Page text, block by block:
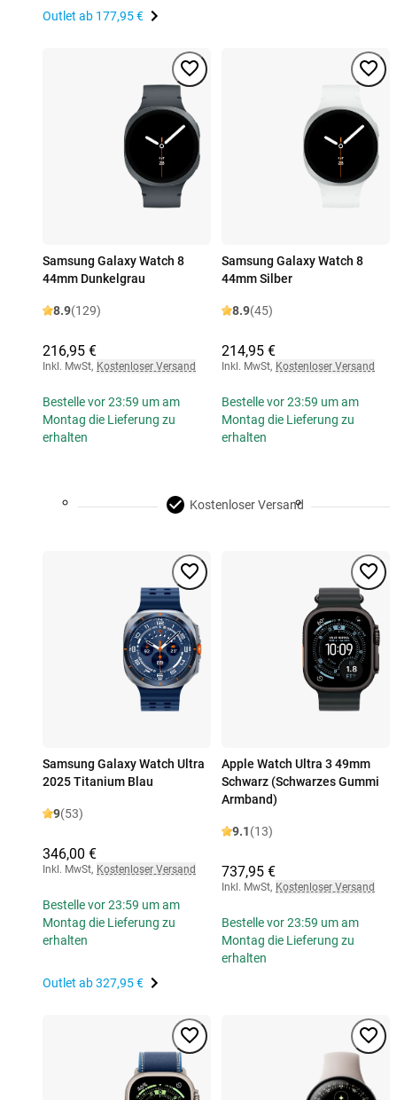
Outlet ab 177,95 €
Samsung Galaxy Watch 8
44mm Dunkelgrau
8.9(129)
216,95 €
Inkl. MwSt, Kostenloser Versand
Bestelle vor 23:59 um am
Montag die Lieferung zu
erhalten
Samsung Galaxy Watch 8
44mm Silber
8.9(45)
214,95 €
Inkl. MwSt, Kostenloser Versand
Bestelle vor 23:59 um am
Montag die Lieferung zu
erhalten
Kostenloser Versand
Samsung Galaxy Watch Ultra
2025 Titanium Blau
9(53)
346,00 €
Inkl. MwSt, Kostenloser Versand
Bestelle vor 23:59 um am
Montag die Lieferung zu
erhalten
Outlet ab327,95 €
Apple Watch Ultra 3 49mm
Schwarz (Schwarzes Gummi
Armband)
9.1(13)
737,95 €
Inkl. MwSt, Kostenloser Versand
Bestelle vor 23:59 um am
Montag die Lieferung zu
erhalten